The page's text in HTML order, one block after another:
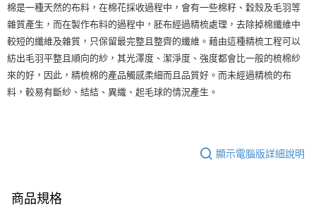
棉是一種天然的布料，在棉花採收過程中，會有一些棉籽、穀殼及毛羽等
雜質產生，而在製作布料的過程中，胚布經過精梳處理，去除掉棉纖維中
較短的纖維及雜質，只保留最完整且整齊的纖維。藉由這種精梳工程可以
紡出毛羽平整且順向的紗，其光澤度、潔淨度、強度都會比一般的梳棉紗
來的好，因此，精梳棉的產品觸感柔細而且品質好。而未經過精梳的布
料，較易有斷紗、結結、異織、起毛球的情況產生。
顯示電腦版詳細說明
商品規格